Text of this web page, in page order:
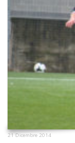
21 Dicembre 2014